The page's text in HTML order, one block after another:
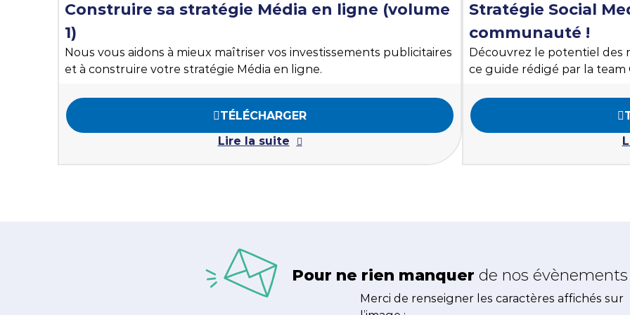
Construire sa stratégie Média en ligne (volume
1)
Nous vous aidons à mieux maîtriser vos investissements publicitaires
et à construire votre stratégie Média en ligne.
TÉLÉCHARGER
Lire la suite
Stratégie Social
communauté !
Découvrez le potentiel des
ce guide rédigé par la team
Pour ne rien manquer de nos
Merci de renseigner les caractères affichés sur